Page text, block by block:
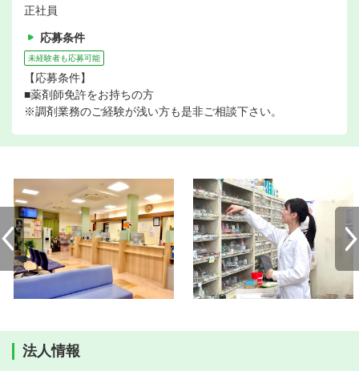
正社員
応募条件
未経験者も応募可能
【応募条件】
■薬剤師免許をお持ちの方
※調剤業務のご経験が浅い方も是非ご相談下さい。
法人情報